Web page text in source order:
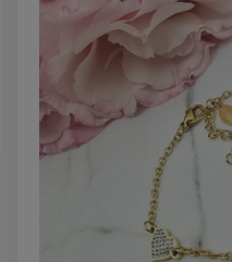
DO KOSZYKA